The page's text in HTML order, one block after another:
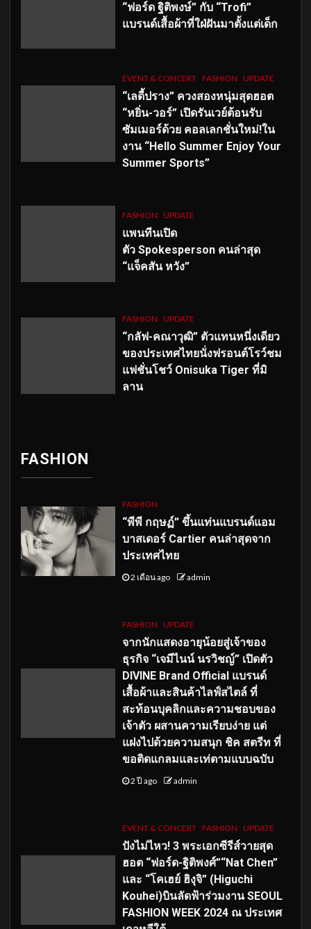
“ฟอร์ด ฐิติพงษ์” กับ “Trofi”
แบรนด์เสื้อผ้าที่ใฝ่ฝันมาตั้งแต่เด็ก
EVENT & CONCERT FASHION UPDATE
“เลดี้ปราง” ควงสองหนุ่มสุดฮอต
“หยิ่น-วอร์” เปิดรันเวย์ต้อนรับ
ซัมเมอร์ด้วย คอลเลกชั่นใหม่!ใน
งาน “Hello Summer Enjoy Your
Summer Sports”
FASHION UPDATE
แพนทีนเปิด
ตัว Spokesperson คนล่าสุด
“แจ็คสัน หวัง”
FASHION UPDATE
“กลัฟ-คณาวุฒิ” ตัวแทนหนึ่งเดียว
ของประเทศไทยนั่งฟรอนต์โรว์ชม
แฟชั่นโชว์ Onisuka Tiger ที่มิ
ลาน
FASHION
FASHION
“พีพี กฤษฏ์” ขึ้นแท่นแบรนด์แอม
บาสเดอร์ Cartier คนล่าสุดจาก
ประเทศไทย
2 เดือน ago admin
FASHION UPDATE
จากนักแสดงอายุน้อยสู่เจ้าของ
ธุรกิจ “เจมีไนน์ นรวิชญ์” เปิดตัว
DIVINE Brand Official แบรนด์
เสื้อผ้าและสินค้าไลฟ์สไตล์ ที่
สะท้อนบุคลิกและความชอบของ
เจ้าตัว ผสานความเรียบง่าย แต่
แฝงไปด้วยความสนุก ชิค สตรีท ที่
ขอติดแกลมและเท่ตามแบบฉบับ
2 ปี ago admin
EVENT & CONCERT FASHION UPDATE
ปังไม่ไหว! 3 พระเอกซีรีส์วายสุด
ฮอต “ฟอร์ด-ฐิติพงศ์”“Nat Chen”
และ “โคเฮย์ ฮิงุจิ” (Higuchi
Kouhei)บินลัดฟ้าร่วมงาน SEOUL
FASHION WEEK 2024 ณ ประเทศ